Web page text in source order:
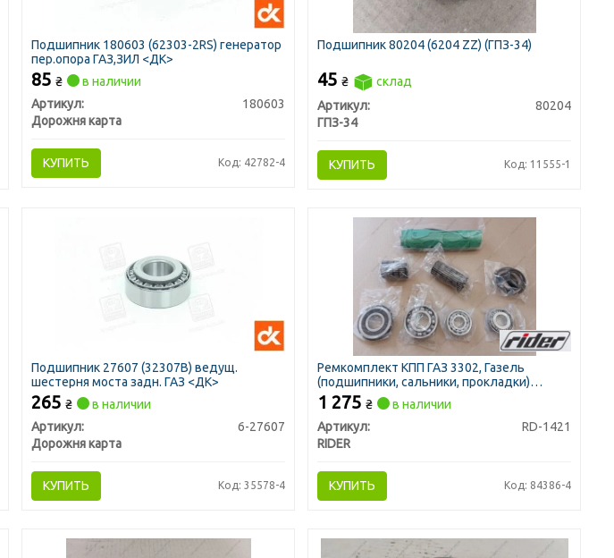
Подшипник 180603 (62303-2RS) генератор
пер.опора ГАЗ,ЗИЛ <ДК>
85₴
в наличии
Артикул:
180603
Дорожня карта
КУПИТЬ Код: 42782-4
Подшипник 80204 (6204 ZZ) (ГПЗ-34)
45₴
склад
Артикул:
80204
ГПЗ-34
КУПИТЬ Код: 11555-1
Подшипник 27607 (32307В) ведущ.
шестерня моста задн. ГАЗ <ДК>
265₴
в наличии
Артикул:
6-27607
Дорожня карта
КУПИТЬ Код: 35578-4
Ремкомплект КПП ГАЗ 3302, Газель
(подшипники, сальники, прокладки)
(RIDER)
1 275₴
в наличии
Артикул:
RD-1421
RIDER
КУПИТЬ Код: 84386-4